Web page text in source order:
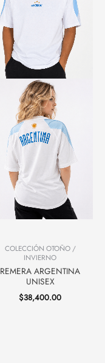
COLECCIÓN OTOÑO /
INVIERNO
REMERA ARGENTINA
UNISEX
$38,400.00